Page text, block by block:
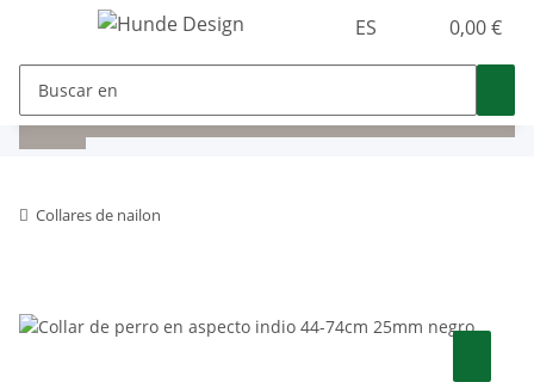
ES 0,00 €
Collares de nailon